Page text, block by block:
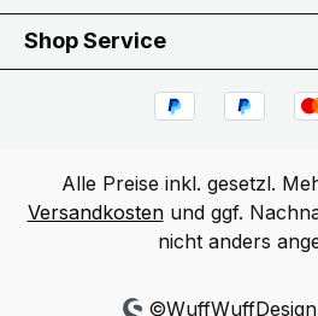
Shop Service
Alle Preise inkl. gesetzl.
Versandkostenund ggf.
nicht anders
©WuffWuffDesign